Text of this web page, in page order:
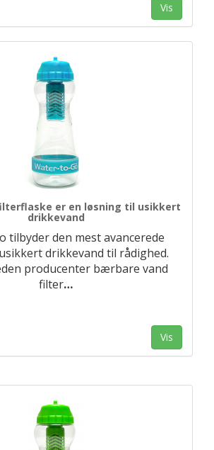
Vis
er en løsning til usikkert
drikkevand
tilbyder den mest avancerede
drikkevand til rådighed.
producenter bærbare vand
filter…
Vis